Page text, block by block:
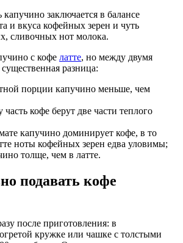
капучино заключается в балансе
и вкуса кофейных зерен и чуть
сливочных нот молока.
с кофе латте, но между двумя
разница:
порции капучино меньше, чем
часть кофе берут две части теплого
капучино доминирует кофе, в то
ноты кофейных зерен едва уловимы;
толще, чем в латте.
подавать кофе
после приготовления: в
кружке или чашке с толстыми